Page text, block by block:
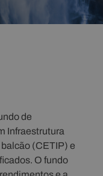
de
Infraestrutura
(CETIP) e
O fundo